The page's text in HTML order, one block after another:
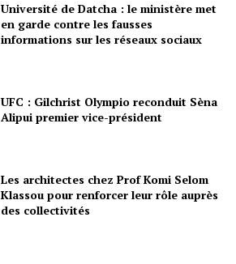
Université de Datcha : le ministère met
en garde contre les fausses
informations sur les réseaux sociaux
UFC : Gilchrist Olympio reconduit Sèna
Alipui premier vice-président
Les architectes chez Prof Komi Selom
Klassou pour renforcer leur rôle auprès
des collectivités